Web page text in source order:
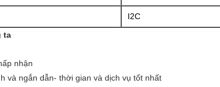
I2C
ta
nhận
và ngắn dẫn- thời gian và dịch vụ tốt nhất